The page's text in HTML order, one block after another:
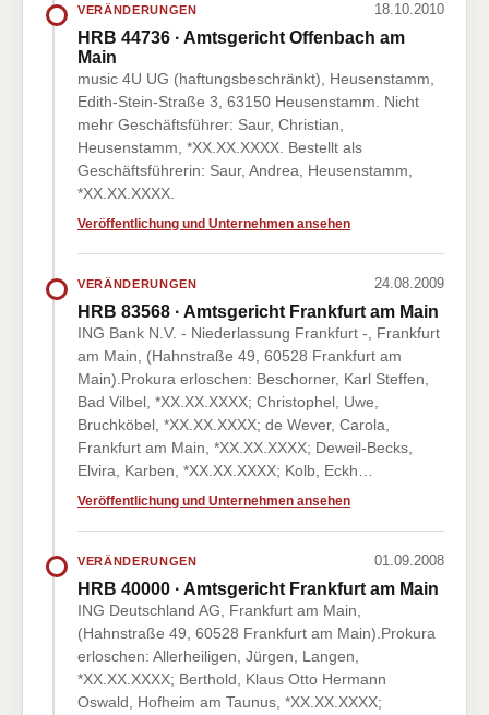
VERÄNDERUNGEN 18.10.2010
HRB 44736 · Amtsgericht Offenbach am
Main
music 4U UG (haftungsbeschränkt), Heusenstamm,
Edith-Stein-Straße 3, 63150 Heusenstamm. Nicht
mehr Geschäftsführer: Saur, Christian,
Heusenstamm, *XX.XX.XXXX. Bestellt als
Geschäftsführerin: Saur, Andrea, Heusenstamm,
*XX.XX.XXXX.
Veröffentlichung und Unternehmen ansehen
VERÄNDERUNGEN 24.08.2009
HRB 83568 · Amtsgericht Frankfurt am Main
ING Bank N.V. - Niederlassung Frankfurt -, Frankfurt
am Main, (Hahnstraße 49, 60528 Frankfurt am
Main).Prokura erloschen: Beschorner, Karl Steffen,
Bad Vilbel, *XX.XX.XXXX; Christophel, Uwe,
Bruchköbel, *XX.XX.XXXX; de Wever, Carola,
Frankfurt am Main, *XX.XX.XXXX; Deweil-Becks,
Elvira, Karben, *XX.XX.XXXX; Kolb, Eckh…
Veröffentlichung und Unternehmen ansehen
VERÄNDERUNGEN 01.09.2008
HRB 40000 · Amtsgericht Frankfurt am Main
ING Deutschland AG, Frankfurt am Main,
(Hahnstraße 49, 60528 Frankfurt am Main).Prokura
erloschen: Allerheiligen, Jürgen, Langen,
*XX.XX.XXXX; Berthold, Klaus Otto Hermann
Oswald, Hofheim am Taunus, *XX.XX.XXXX;